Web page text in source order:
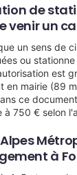
de
venir un
un sens de
ou
est
en mairie (89
ce
750 € selon
à